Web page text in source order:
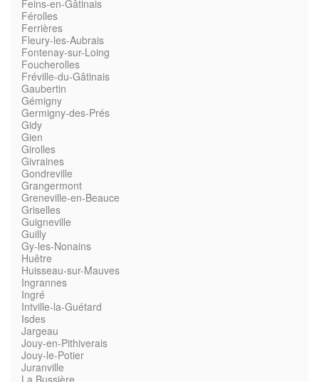
Feins-en-Gâtinais
Férolles
Ferrières
Fleury-les-Aubrais
Fontenay-sur-Loing
Foucherolles
Fréville-du-Gâtinais
Gaubertin
Gémigny
Germigny-des-Prés
Gidy
Gien
Girolles
Givraines
Gondreville
Grangermont
Greneville-en-Beauce
Griselles
Guigneville
Guilly
Gy-les-Nonains
Huêtre
Huisseau-sur-Mauves
Ingrannes
Ingré
Intville-la-Guétard
Isdes
Jargeau
Jouy-en-Pithiverais
Jouy-le-Potier
Juranville